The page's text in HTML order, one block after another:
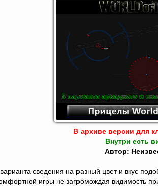
В архиве версии для
Внутри есть
Автор:
сведения на разный цвет и вкус
игры не загромождая видимость